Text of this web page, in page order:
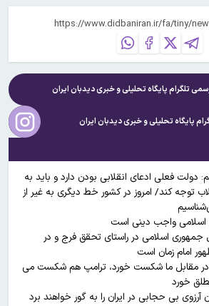
تلگرام پایگاه تحلیلی و خبریدیدبان ایران
پایگاه تحلیلی و خبریدیدبان ایران
دولت فعلی ادعای انقلابی بودن دارد و باید به
توجه کند/ امروز در کشور خط دیگری به غیر از
واجب دینی است
اسلامی در راستای تحقق فرج و در
امام زمان است
در مقابل ما شکست خورد، ترامپ هم شکست می
خورد
بی حجابی در ایران را به گور خواهند برد